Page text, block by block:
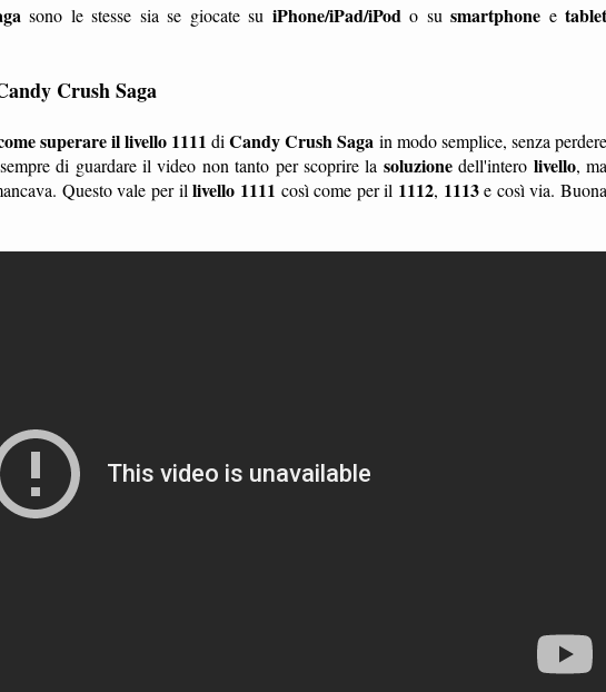
sono le stesse sia se giocate su iPhone/iPad/iPod o su smartphone e tablet
Crush Saga
superare il livello 1111 diCandy Crush Saga in modo semplice, senza perdere
di guardare il video non tanto per scoprire la soluzionedell'intero livello, ma
Questo vale per illivello 1111 così come per il 1112, 1113e così via. Buona